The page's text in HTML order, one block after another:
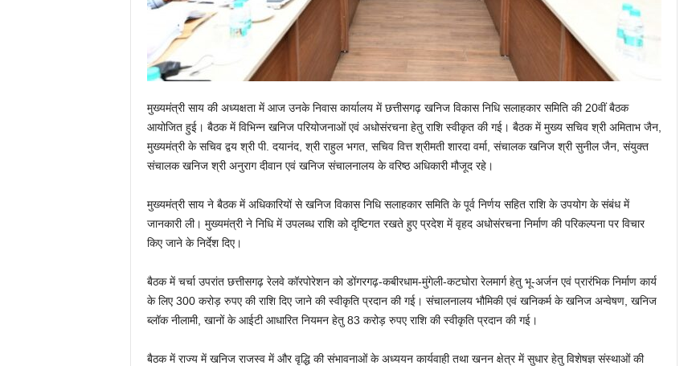
मुख्यमंत्री साय की अध्यक्षता में आज उनके निवास कार्यालय में छत्तीसगढ़ खनिज विकास निधि सलाहकार समिति की 20वीं बैठक
आयोजित हुई। बैठक में विभिन्न खनिज परियोजनाओं एवं अधोसंरचना हेतु राशि स्वीकृत की गई। बैठक में मुख्य सचिव श्री अमिताभ जैन,
मुख्यमंत्री के सचिव द्वय श्री पी. दयानंद, श्री राहुल भगत, सचिव वित्त श्रीमती शारदा वर्मा, संचालक खनिज श्री सुनील जैन, संयुक्त
संचालक खनिज श्री अनुराग दीवान एवं खनिज संचालनालय के वरिष्ठ अधिकारी मौजूद रहे।
मुख्यमंत्री साय ने बैठक में अधिकारियों से खनिज विकास निधि सलाहकार समिति के पूर्व निर्णय सहित राशि के उपयोग के संबंध में
जानकारी ली। मुख्यमंत्री ने निधि में उपलब्ध राशि को दृष्टिगत रखते हुए प्रदेश में वृहद अधोसंरचना निर्माण की परिकल्पना पर विचार
किए जाने के निर्देश दिए।
बैठक में चर्चा उपरांत छत्तीसगढ़ रेलवे कॉरपोरेशन को डोंगरगढ़-कबीरधाम-मुंगेली-कटघोरा रेलमार्ग हेतु भू-अर्जन एवं प्रारंभिक निर्माण कार्य
के लिए 300 करोड़ रुपए की राशि दिए जाने की स्वीकृति प्रदान की गई। संचालनालय भौमिकी एवं खनिकर्म के खनिज अन्वेषण, खनिज
ब्लॉक नीलामी, खानों के आईटी आधारित नियमन हेतु 83 करोड़ रुपए राशि की स्वीकृति प्रदान की गई।
बैठक में राज्य में खनिज राजस्व में और वृद्धि की संभावनाओं के अध्ययन कार्यवाही तथा खनन क्षेत्र में सुधार हेतु विशेषज्ञ संस्थाओं की